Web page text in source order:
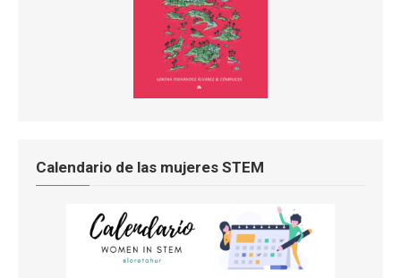
Calendario de las mujeres STEM